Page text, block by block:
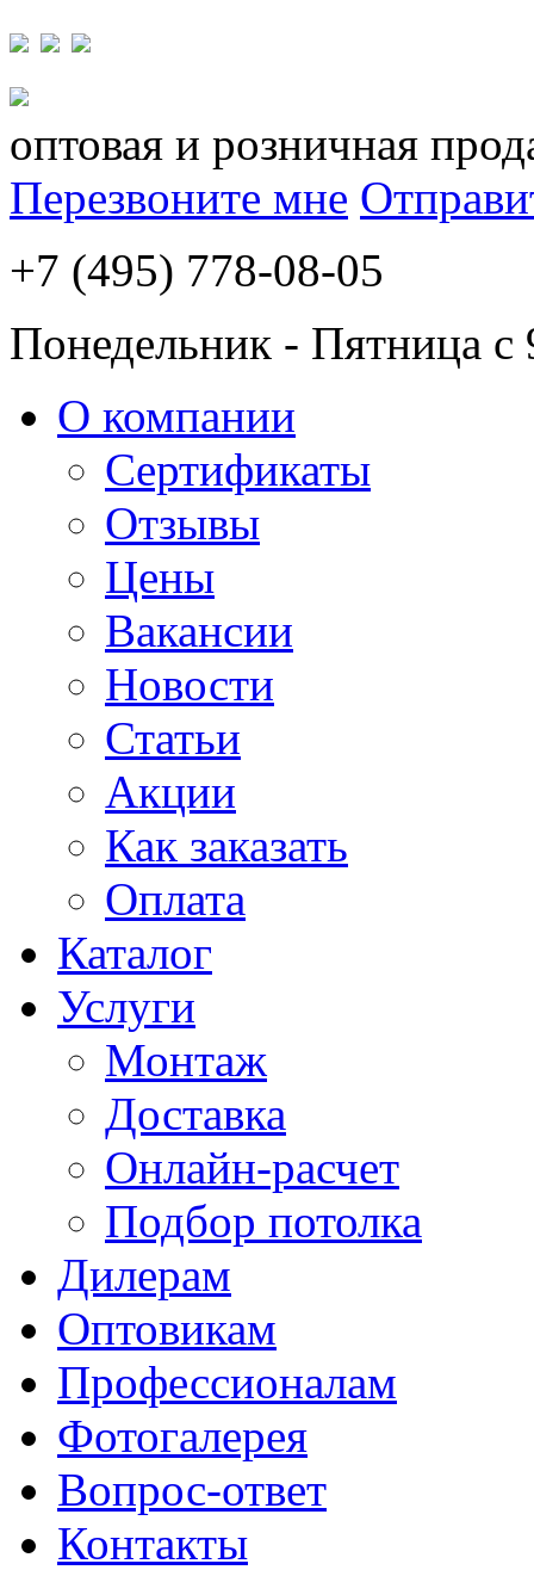
оптовая и розничная
Перезвоните мне
+7 (495) 778-08-05
Понедельник - Пятница с
О компании
Сертификаты
Отзывы
Цены
Вакансии
Новости
Статьи
Акции
Как заказать
Оплата
Каталог
Услуги
Монтаж
Доставка
Онлайн-расчет
Подбор потолка
Дилерам
Оптовикам
Профессионалам
Фотогалерея
Вопрос-ответ
Контакты